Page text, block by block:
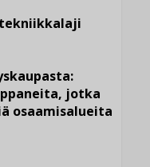
jotka
osaamisalueita